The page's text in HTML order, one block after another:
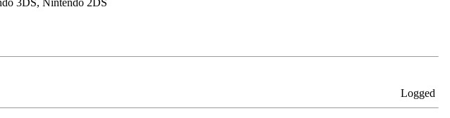
3DS, Nintendo 2DS
Logged